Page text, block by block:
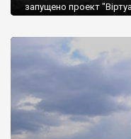
запущено проект
Паляниця (Буковель).